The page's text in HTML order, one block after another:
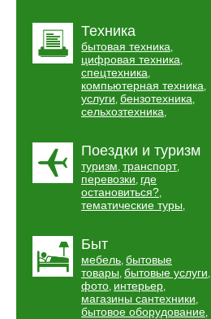
Техника
бытовая техника,
цифровая техника,
спецтехника,
компьютерная техника,
услуги, бензотехника,
сельхозтехника,
Поездки и туризм
туризм, транспорт,
перевозки, где
остановиться?,
тематические туры,
Быт
мебель, бытовые
товары, бытовые услуги,
фото, интерьер,
магазины сантехники,
бытовое оборудование,